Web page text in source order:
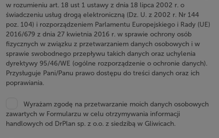
w rozumieniu art. 18 ust 1 ustawy z dnia 18 lipca 2002 r. o
świadczeniu usług drogą elektroniczną (Dz. U. z 2002 r. Nr 144
poz. 104) i rozporządzeniem Parlamentu Europejskiego i Rady (UE)
2016/679 z dnia 27 kwietnia 2016 r. w sprawie ochrony osób
fizycznych w związku z przetwarzaniem danych osobowych i w
sprawie swobodnego przepływu takich danych oraz uchylenia
dyrektywy 95/46/WE (ogólne rozporządzenie o ochronie danych).
Przysługuje Pani/Panu prawo dostępu do treści danych oraz ich
poprawiania.
Wyrażam zgodę na przetwarzanie moich danych osobowych
zawartych w Formularzu w celu otrzymywania informacji
handlowych od DrPlan sp. z o.o. z siedzibą w Gliwicach.